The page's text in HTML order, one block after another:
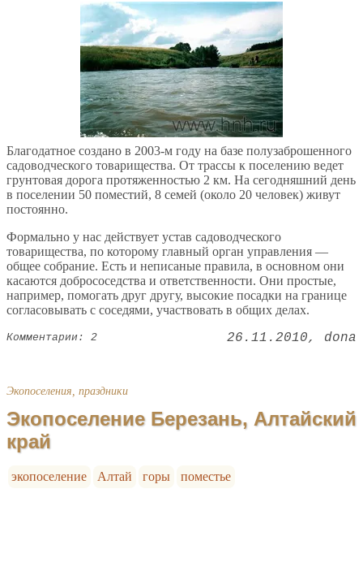
Благодатное создано в 2003-м году на базе полузаброшенного
садоводческого товарищества. От трассы к поселению ведет
грунтовая дорога протяженностью 2 км. На сегодняшний день
в поселении 50 поместий, 8 семей (около 20 человек) живут
постоянно.
Формально у нас действует устав садоводческого
товарищества, по которому главный орган управления —
общее собрание. Есть и неписаные правила, в основном они
касаются добрососедства и ответственности. Они простые,
например, помогать друг другу, высокие посадки на границе
согласовывать с соседями, участвовать в общих делах.
Комментарии: 2 26.11.2010 dona
Экопоселения, праздники
Экопоселение Березань, Алтайский
край
экопоселение Алтай горы поместье